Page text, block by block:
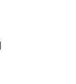
權停止該用戶之使用